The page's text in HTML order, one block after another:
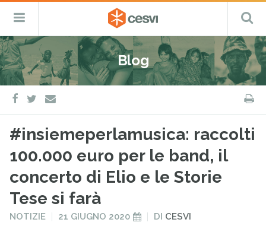
Salta
al
contenuto
CESVI
Fondazione
–
ETS
Cooperazione,
Emergenza
e
Sviluppo
Menu
Blog
facebook
twitter
e-
mail
#insiemeperlamusica: raccolti
100.000 euro per le band, il
concerto di Elio e le Storie
Tese si farà
PUBBLICATO
NOTIZIE
PUBBLICATO
21 GIUGNO 2020 DI CESVI